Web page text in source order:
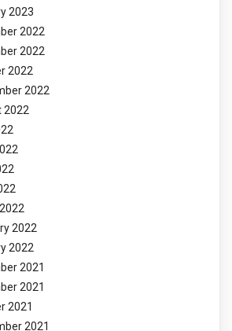
2023
2022
2022
2022
2022
2022
2022
2022
2021
2021
2021
2021